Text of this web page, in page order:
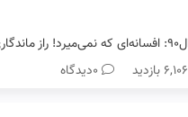
۶,۱۰۶ بازدید
0دیدگاه